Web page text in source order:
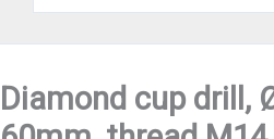
Diamond cup drill,